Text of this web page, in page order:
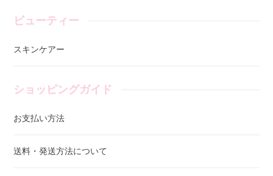
ビューティー
スキンケアー
ショッピングガイド
お支払い方法
送料・発送方法について